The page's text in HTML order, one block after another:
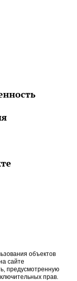
объектов
сайте
предусмотренную
прав.